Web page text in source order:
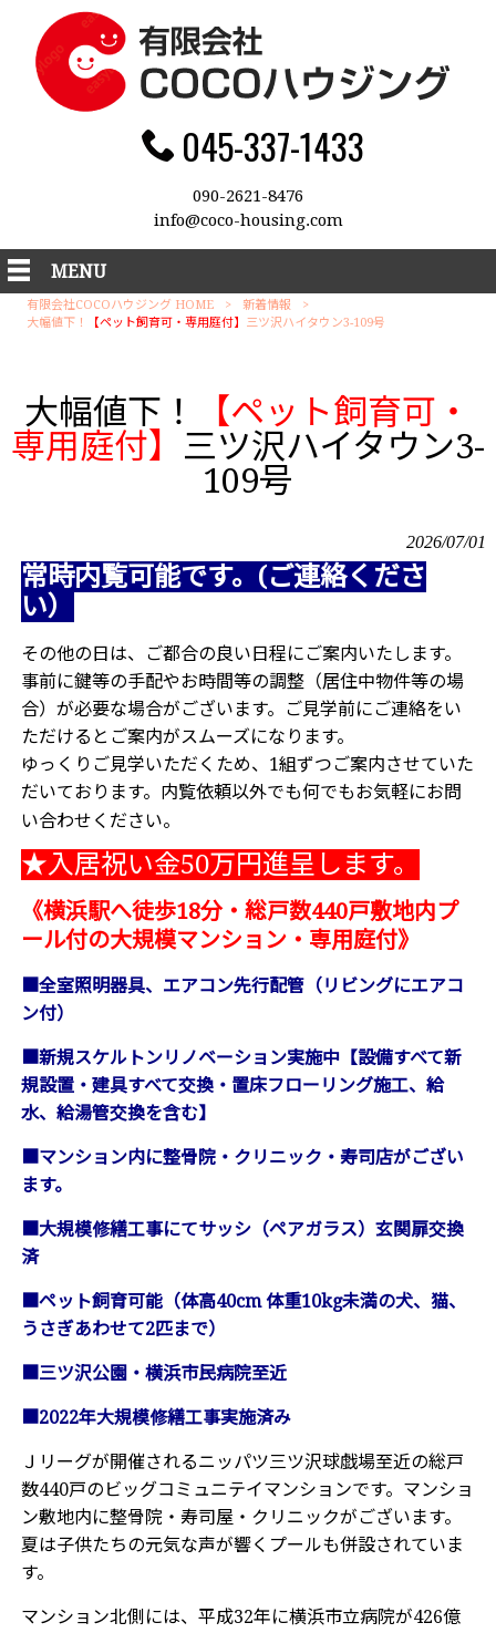
045-337-1433
090-2621-8476
info@coco-housing.com
MENU
有限会社COCOハウジング HOME > 新着情報
>
大幅値下！
【ペット飼育可・専用庭付】 三ツ沢ハイタウン3-109号
大幅値下！
【ペット飼育可・
専用庭付】 三ツ沢ハイタウン3-
109号
2026/07/01
常時内覧可能です。(ご連絡くださ
い）
その他の日は、ご都合の良い日程にご案内いたします。
事前に鍵等の手配やお時間等の調整（居住中物件等の場
合）が必要な場合がございます。ご見学前にご連絡をい
ただけるとご案内がスムーズになります。
ゆっくりご見学いただくため、1組ずつご案内させていた
だいております。内覧依頼以外でも何でもお気軽にお問
い合わせください。
★入居祝い金50万円進呈します。
《横浜駅へ徒歩18分・総戸数440戸敷地内プ
ール付の大規模マンション・専用庭付》
■全室照明器具、エアコン先行配管（リビングにエアコ
ン付）
■新規スケルトンリノベーション実施中【設備すべて新
規設置・建具すべて交換・置床フローリング施工、給
水、給湯管交換を含む】
■マンション内に整骨院・クリニック・寿司店がござい
ます。
■大規模修繕工事にてサッシ（ペアガラス）玄関扉交換
済
■ペット飼育可能（体高40cm 体重10kg未満の犬、猫、
うさぎあわせて2匹まで）
■三ツ沢公園・横浜市民病院至近
■2022年大規模修繕工事実施済み
Ｊリーグが開催されるニッパツ三ツ沢球戯場至近の総戸
数440戸のビッグコミュニテイマンションです。マンショ
ン敷地内に整骨院・寿司屋・クリニックがございます。
夏は子供たちの元気な声が響くプールも併設されていま
す。
マンション北側には、平成32年に横浜市立病院が426億